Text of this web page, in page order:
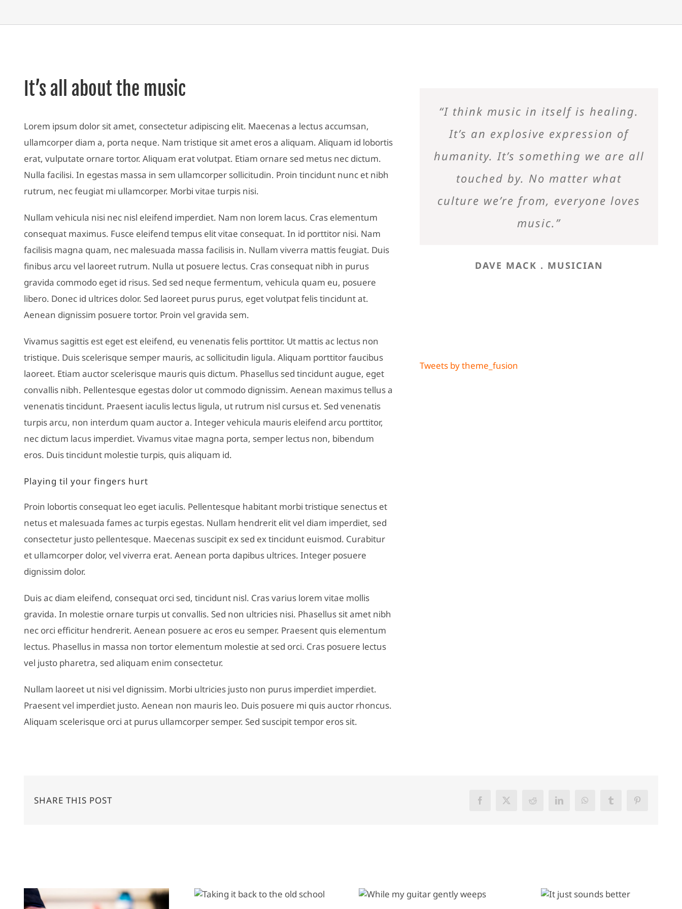
It’s all about the music
Lorem ipsum dolor sit amet, consectetur adipiscing elit. Maecenas a lectus accumsan,
ullamcorper diam a, porta neque. Nam tristique sit amet eros a aliquam. Aliquam id lobortis
erat, vulputate ornare tortor. Aliquam erat volutpat. Etiam ornare sed metus nec dictum.
Nulla facilisi. In egestas massa in sem ullamcorper sollicitudin. Proin tincidunt nunc et nibh
rutrum, nec feugiat mi ullamcorper. Morbi vitae turpis nisi.
Nullam vehicula nisi nec nisl eleifend imperdiet. Nam non lorem lacus. Cras elementum
consequat maximus. Fusce eleifend tempus elit vitae consequat. In id porttitor nisi. Nam
facilisis magna quam, nec malesuada massa facilisis in. Nullam viverra mattis feugiat. Duis
finibus arcu vel laoreet rutrum. Nulla ut posuere lectus. Cras consequat nibh in purus
gravida commodo eget id risus. Sed sed neque fermentum, vehicula quam eu, posuere
libero. Donec id ultrices dolor. Sed laoreet purus purus, eget volutpat felis tincidunt at.
Aenean dignissim posuere tortor. Proin vel gravida sem.
Vivamus sagittis est eget est eleifend, eu venenatis felis porttitor. Ut mattis ac lectus non
tristique. Duis scelerisque semper mauris, ac sollicitudin ligula. Aliquam porttitor faucibus
laoreet. Etiam auctor scelerisque mauris quis dictum. Phasellus sed tincidunt augue, eget
convallis nibh. Pellentesque egestas dolor ut commodo dignissim. Aenean maximus tellus a
venenatis tincidunt. Praesent iaculis lectus ligula, ut rutrum nisl cursus et. Sed venenatis
turpis arcu, non interdum quam auctor a. Integer vehicula mauris eleifend arcu porttitor,
nec dictum lacus imperdiet. Vivamus vitae magna porta, semper lectus non, bibendum
eros. Duis tincidunt molestie turpis, quis aliquam id.
Playing til your fingers hurt
Proin lobortis consequat leo eget iaculis. Pellentesque habitant morbi tristique senectus et
netus et malesuada fames ac turpis egestas. Nullam hendrerit elit vel diam imperdiet, sed
consectetur justo pellentesque. Maecenas suscipit ex sed ex tincidunt euismod. Curabitur
et ullamcorper dolor, vel viverra erat. Aenean porta dapibus ultrices. Integer posuere
dignissim dolor.
Duis ac diam eleifend, consequat orci sed, tincidunt nisl. Cras varius lorem vitae mollis
gravida. In molestie ornare turpis ut convallis. Sed non ultricies nisi. Phasellus sit amet nibh
nec orci efficitur hendrerit. Aenean posuere ac eros eu semper. Praesent quis elementum
lectus. Phasellus in massa non tortor elementum molestie at sed orci. Cras posuere lectus
vel justo pharetra, sed aliquam enim consectetur.
Nullam laoreet ut nisi vel dignissim. Morbi ultricies justo non purus imperdiet imperdiet.
Praesent vel imperdiet justo. Aenean non mauris leo. Duis posuere mi quis auctor rhoncus.
Aliquam scelerisque orci at purus ullamcorper semper. Sed suscipit tempor eros sit.
“I think music in itself is healing.
It’s an explosive expression of
humanity. It’s something we are all
touched by. No matter what
culture we’re from, everyone loves
music.”
DAVE MACK . MUSICIAN
Tweets by theme_fusion
SHARE THIS POST Facebook
X Reddit LinkedInWhatsAppTumblr Pinterest
Taking it back to the old
school
While my guitar gently
It just sounds
Sharing the stage with a